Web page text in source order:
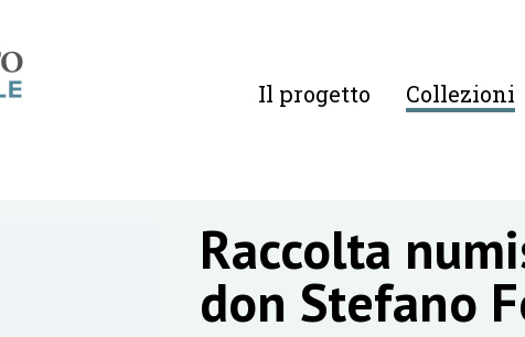
Il progetto Collezioni
Raccolta
don Stefano